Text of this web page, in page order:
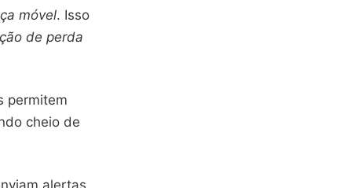
móvel. Isso
de perda
permitem
cheio de